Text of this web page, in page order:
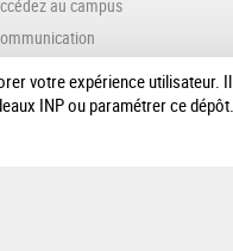
au campus
presse
votre expérience
INP ou paramétrer ce dépôt.